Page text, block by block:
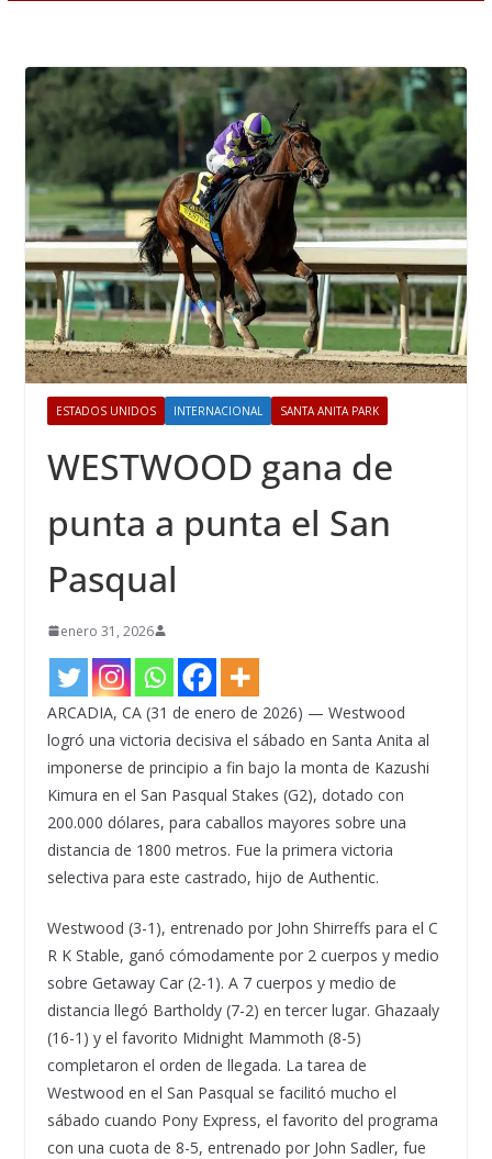
ESTADOS UNIDOS INTERNACIONAL SANTA ANITA PARK
WESTWOOD gana de
punta a punta el San
Pasqual
enero 31, 2026
ARCADIA, CA (31 de enero de 2026) — Westwood
logró una victoria decisiva el sábado en Santa Anita al
imponerse de principio a fin bajo la monta de Kazushi
Kimura en el San Pasqual Stakes (G2), dotado con
200.000 dólares, para caballos mayores sobre una
distancia de 1800 metros. Fue la primera victoria
selectiva para este castrado, hijo de Authentic.
Westwood (3-1), entrenado por John Shirreffs para el C
R K Stable, ganó cómodamente por 2 cuerpos y medio
sobre Getaway Car (2-1). A 7 cuerpos y medio de
distancia llegó Bartholdy (7-2) en tercer lugar. Ghazaaly
(16-1) y el favorito Midnight Mammoth (8-5)
completaron el orden de llegada. La tarea de
Westwood en el San Pasqual se facilitó mucho el
sábado cuando Pony Express, el favorito del programa
con una cuota de 8-5, entrenado por John Sadler, fue